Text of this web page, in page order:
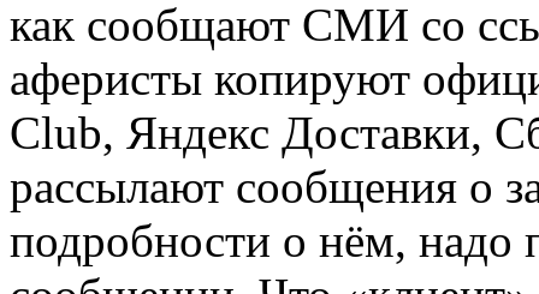
как сообщают СМИ со
аферисты копируют
Club, Яндекс Доставки,
рассылают сообщения о
подробности о нём, надо